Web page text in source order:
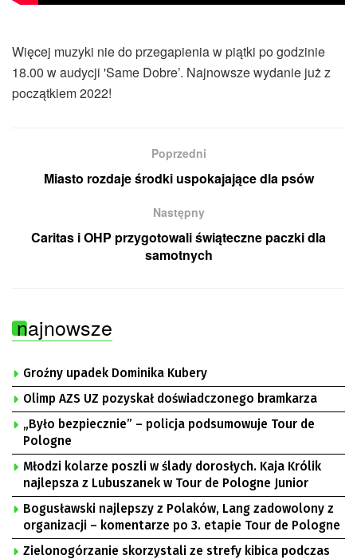
Więcej muzyki nie do przegapienia w piątki po godzinie
18.00 w audycji 'Same Dobre’. Najnowsze wydanie już z
początkiem 2022!
Poprzedni
Miasto rozdaje środki uspokajające dla psów
Następny
Caritas i OHP przygotowali świąteczne paczki dla
samotnych
najnowsze
Groźny upadek Dominika Kubery
Olimp AZS UZ pozyskał doświadczonego bramkarza
„Było bezpiecznie” – policja podsumowuje Tour de
Pologne
Młodzi kolarze poszli w ślady dorosłych. Kaja Królik
najlepsza z Lubuszanek w Tour de Pologne Junior
Bogusławski najlepszy z Polaków, Lang zadowolony z
organizacji – komentarze po 3. etapie Tour de Pologne
Zielonogórzanie skorzystali ze strefy kibica podczas